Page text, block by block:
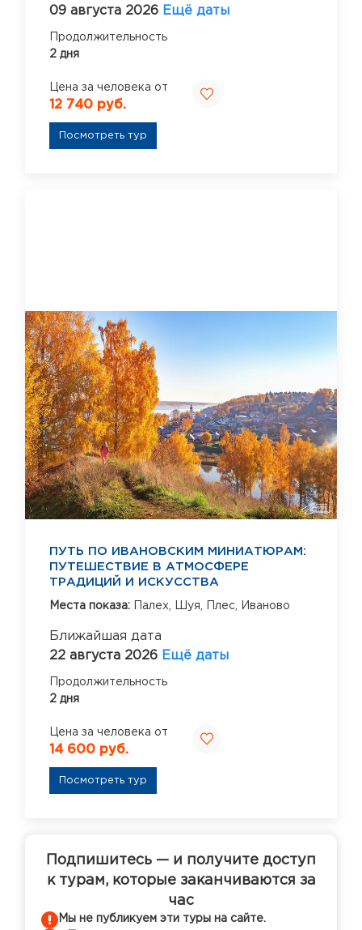
09 августа 2026 Ещё даты
Продолжительность
2 дня
Цена за человека от
12 740 руб.
Посмотреть тур
ПУТЬ ПО ИВАНОВСКИМ МИНИАТЮРАМ:
ПУТЕШЕСТВИЕ В АТМОСФЕРЕ
ТРАДИЦИЙ И ИСКУССТВА
Места показа: Палех, Шуя, Плес, Иваново
Ближайшая дата
22 августа 2026 Ещё даты
Продолжительность
2 дня
Цена за человека от
14 600 руб.
Посмотреть тур
Подпишитесь — и получите доступ
к турам, которые заканчиваются за
час
Мы не публикуем эти туры на сайте.